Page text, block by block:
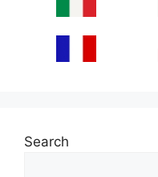
Search